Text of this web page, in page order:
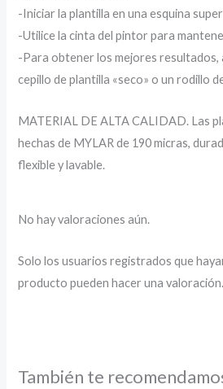
-Iniciar la plantilla en una esquina
-Utilice la cinta del pintor para
-Para obtener los mejores resultados,
cepillo de plantilla «seco» o un rodillo
MATERIAL DE ALTA CALIDAD. Las
hechas de MYLAR de 190 micras,
flexible y lavable.
No hay valoraciones aún.
Solo los usuarios registrados que
producto pueden hacer una valoración.
También te